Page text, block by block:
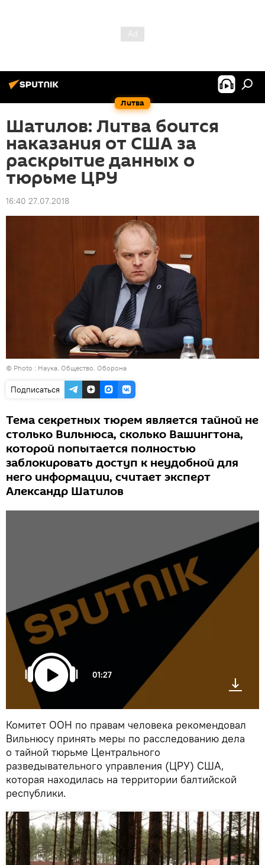
Литва
Шатилов: Литва боится
наказания от США за
раскрытие данных о
тюрьме ЦРУ
16:40 27.07.2018
© Photo : Наука. Общество. Оборона
Подписаться
Тема секретных тюрем является тайной не
столько Вильнюса, сколько Вашингтона,
которой попытается полностью
заблокировать доступ к неудобной для
него информации, считает эксперт
Александр Шатилов
01:27
Комитет ООН по правам человека рекомендовал
Вильнюсу принять меры по расследованию дела
о тайной тюрьме Центрального
разведывательного управления (ЦРУ) США,
которая находилась на территории балтийской
республики.